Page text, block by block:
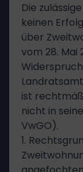
Die
keinen
über
vom 28. Mai
ist
nicht in
VwGO).
1.